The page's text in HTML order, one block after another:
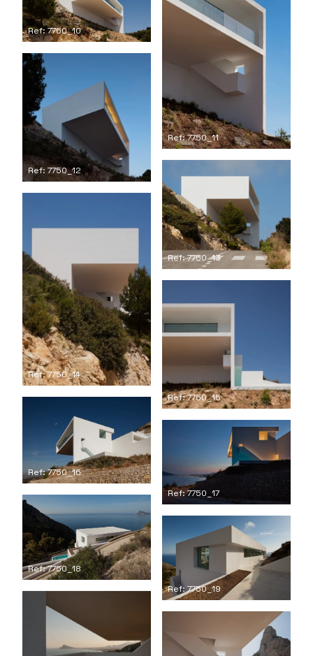
Ref: 7750_10
Ref: 7750_11
Ref: 7750_12
Ref: 7750_13
Ref: 7750_14
Ref: 7750_15
Ref: 7750_16
Ref: 7750_17
Ref: 7750_18
Ref: 7750_19